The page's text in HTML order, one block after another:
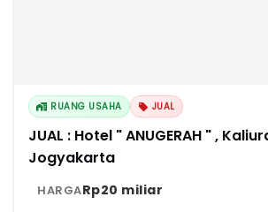
RUANG USAHA JUAL
JUAL : Hotel " ANUGERAH " ,
Jogyakarta
HARGARp20 miliar